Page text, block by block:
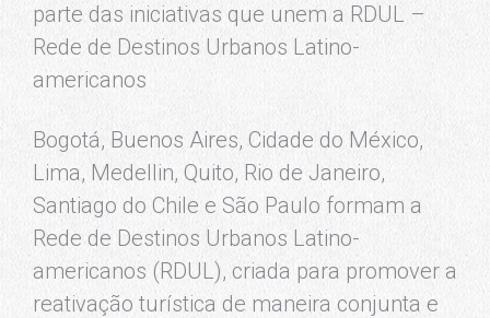
parte das iniciativas que unem a RDUL –
Rede de Destinos Urbanos Latino-
americanos
Bogotá, Buenos Aires, Cidade do México,
Lima, Medellin, Quito, Rio de Janeiro,
Santiago do Chile e São Paulo formam a
Rede de Destinos Urbanos Latino-
americanos (RDUL), criada para promover a
reativação turística de maneira conjunta e